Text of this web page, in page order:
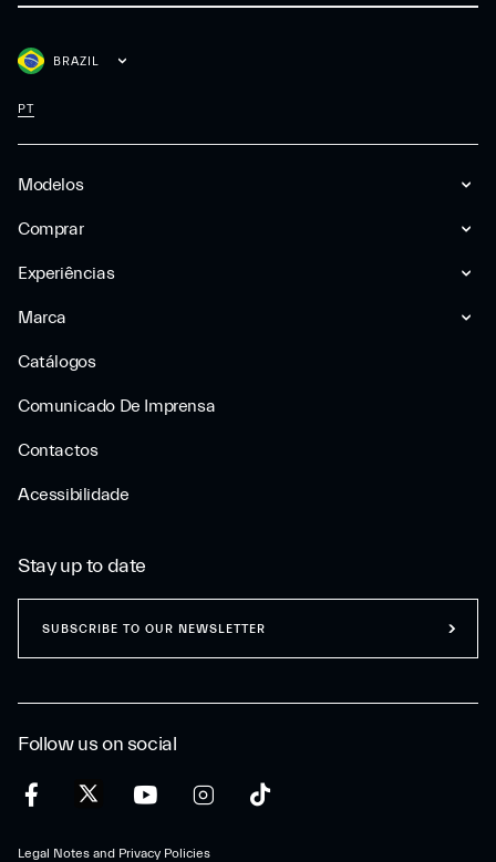
Modelos
Comprar
Experiências
Marca
Catálogos
Comunicado De Imprensa
Contactos
Acessibilidade
BRAZIL
PT
Follow us on social
Legal Notes and Privacy Policies
Stay up to date
SUBSCRIBE TO OUR NEWSLETTER